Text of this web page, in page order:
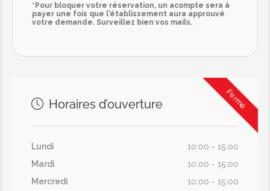
*Pour bloquer votre réservation, un acompte sera à
payer une fois que l'établissement aura approuvé
votre demande. Surveillez bien vos mails.
Fermé
Horaires d’ouverture
Lundi
10:00 - 15:00
Mardi
10:00 - 15:00
Mercredi
10:00 - 15:00